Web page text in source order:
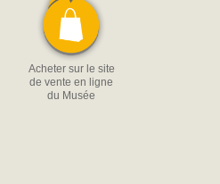
Acheter sur le site
de vente en ligne
du Musée